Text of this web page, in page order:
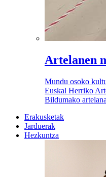
Artelanen
Mundu osoko
Euskal Herriko
Bildumako
Erakusketak
Jarduerak
Hezkuntza